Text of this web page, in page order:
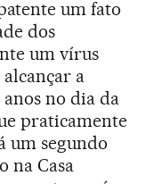
um fato
dos
um vírus
alcançar a
no dia da
praticamente
um segundo
na Casa